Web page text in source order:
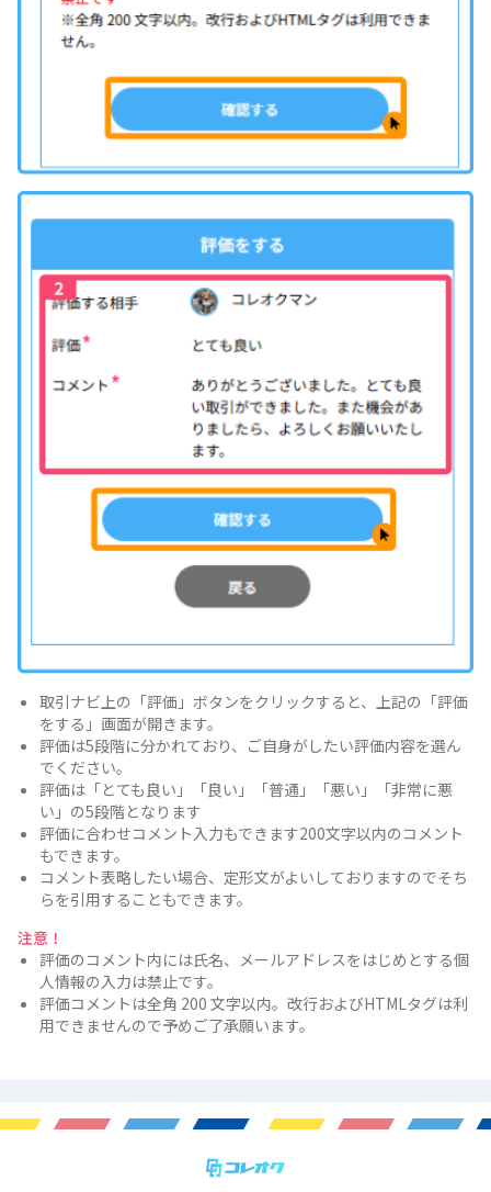
取引ナビ上の「評価」ボタンをクリックすると、上記の「評価
をする」画面が開きます。
評価は5段階に分かれており、ご自身がしたい評価内容を選ん
でください。
評価は「とても良い」「良い」「普通」「悪い」「非常に悪
い」の5段階となります
評価に合わせコメント入力もできます200文字以内のコメント
もできます。
コメント表略したい場合、定形文がよいしておりますのでそち
らを引用することもできます。
注意！
評価のコメント内には氏名、メールアドレスをはじめとする個
人情報の入力は禁止です。
評価コメントは全角 200 文字以内。改行およびHTMLタグは利
用できませんので予めご了承願います。